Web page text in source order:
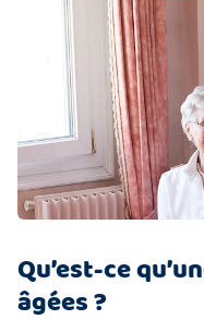
Qu’est-ce
âgées ?